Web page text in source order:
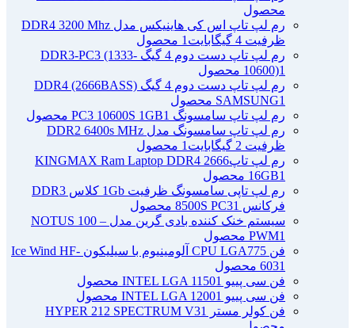
محصول
رم لپ تاپ اس کی هاینیکس مدل DDR4 3200 Mhz
ظرفیت 4 گیگابایت
1 محصول
رم لپ تاپ دست دوم 4 گیگ DDR3-PC3 (1333-
10600)1 محصول
رم لپ تاپ دست دوم 4 گیگ DDR4 (2666BASS)
SAMSUNG1 محصول
رم لپ تاپ سامسونگ PC3 10600S 1GB 1 محصول
رم لپ تاپ سامسونگ مدل DDR2 6400s MHz
ظرفیت 2 گیگابایت
1 محصول
رم لپ تاپ2666 KINGMAX Ram Laptop DDR4
16GB1 محصول
رم لپ تاپی سامسونگ ظرفیت 1Gb کلاس DDR3
فرکانس 8500S PC3 1 محصول
سیستم خنک کننده بادی گرین مدل NOTUS 100 –
PWM1 محصول
فن CPU LGA775 آلومینیوم با سیلیکون Ice Wind HF-
6031 محصول
فن سی پییو INTEL LGA 1150 1 محصول
فن سی پییو INTEL LGA 1200 1 محصول
فن کولر مستر HYPER 212 SPECTRUM V3
1